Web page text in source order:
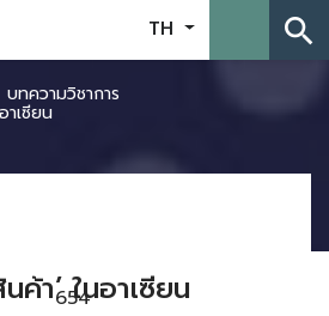
TH search
บทความวิชาการ
าเซียน
654
ค้า’ ในอาเซียน